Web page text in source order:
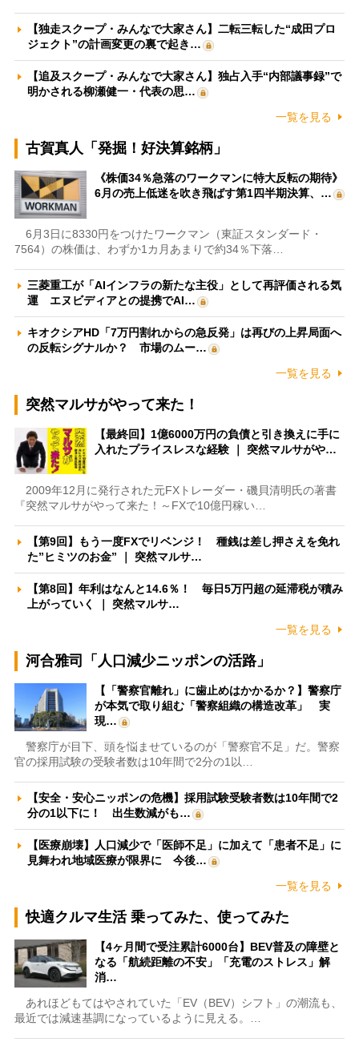
【独走スクープ・みんなで大家さん】二転三転した“成田プロ
ジェクト”の計画変更の裏で起き…
【追及スクープ・みんなで大家さん】独占入手“内部議事録”で
明かされる柳瀬健一・代表の思…
一覧を見る
古賀真人「発掘！好決算銘柄」
《株価34％急落のワークマンに特大反転の期待》
6月の売上低迷を吹き飛ばす第1四半期決算、…
6月3日に8330円をつけたワークマン（東証スタンダード・
7564）の株価は、わずか1カ月あまりで約34％下落…
三菱重工が「AIインフラの新たな主役」として再評価される気
運 エヌビディアとの提携でAI…
キオクシアHD「7万円割れからの急反発」は再びの上昇局面へ
の反転シグナルか？ 市場のムー…
一覧を見る
突然マルサがやって来た！
【最終回】1億6000万円の負債と引き換えに手に
入れたプライスレスな経験 ｜ 突然マルサがや…
2009年12月に発行された元FXトレーダー・磯貝清明氏の著書
『突然マルサがやって来た！～FXで10億円稼い…
【第9回】もう一度FXでリベンジ！ 種銭は差し押さえを免れ
た”ヒミツのお金” ｜ 突然マルサ…
【第8回】年利はなんと14.6％！ 毎日5万円超の延滞税が積み
上がっていく ｜ 突然マルサ…
一覧を見る
河合雅司「人口減少ニッポンの活路」
【「警察官離れ」に歯止めはかかるか？】警察庁
が本気で取り組む「警察組織の構造改革」 実
現…
警察庁が目下、頭を悩ませているのが「警察官不足」だ。警察
官の採用試験の受験者数は10年間で2分の1以…
【安全・安心ニッポンの危機】採用試験受験者数は10年間で2
分の1以下に！ 出生数減がも…
【医療崩壊】人口減少で「医師不足」に加えて「患者不足」に
見舞われ地域医療が限界に 今後…
一覧を見る
快適クルマ生活 乗ってみた、使ってみた
【4ヶ月間で受注累計6000台】BEV普及の障壁と
なる「航続距離の不安」「充電のストレス」解
消…
あれほどもてはやされていた「EV（BEV）シフト」の潮流も、
最近では減速基調になっているように見える。…